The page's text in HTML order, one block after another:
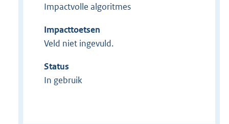
Impactvolle algoritmes
Impacttoetsen
Veld niet ingevuld.
Status
In gebruik